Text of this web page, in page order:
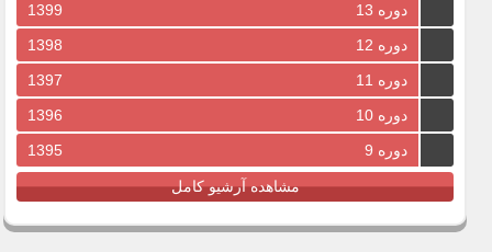
دوره 13
1399
دوره 12
1398
دوره 11
1397
دوره 10
1396
دوره 9
1395
مشاهده آرشیو کامل